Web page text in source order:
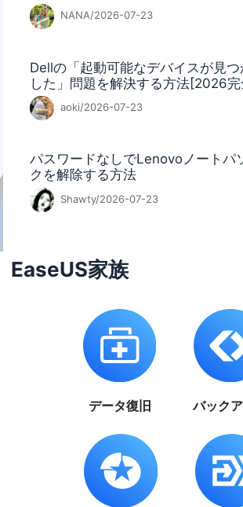
NANA/2026-07-23
Dellの「起動可能なデバイスが見
した」問題を解決する方法[2026
aoki/2026-07-23
パスワードなしでLenovoノートパ
クを解除する方法
Shawty/2026-07-23
EaseUS家族
データ復旧 バック